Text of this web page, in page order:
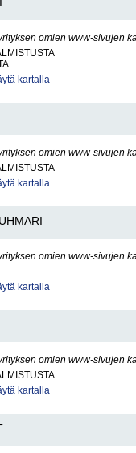
omien www-sivujen
kartalla
omien www-sivujen
kartalla
omien www-sivujen
kartalla
omien www-sivujen
kartalla